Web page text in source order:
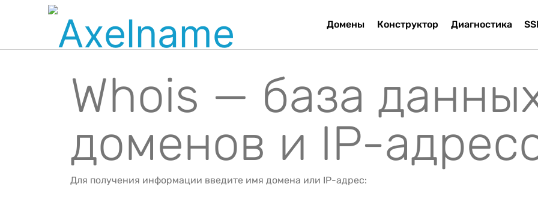
Домены Конструктор Диагностика
Whois — база
доменов и IP-
Для получения информации введите имя домена или IP-адрес: